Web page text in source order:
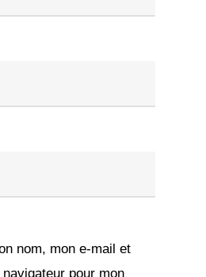
nom, mon e-mail et
pour mon